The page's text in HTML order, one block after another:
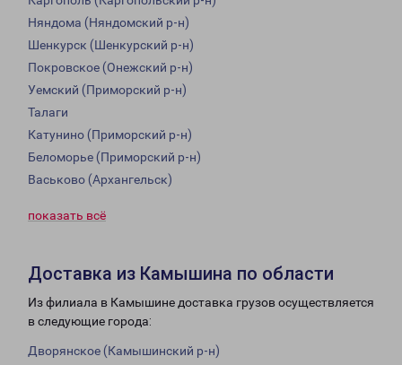
Няндома (Няндомский р-н)
Шенкурск (Шенкурский р-н)
Покровское (Онежский р-н)
Уемский (Приморский р-н)
Талаги
Катунино (Приморский р-н)
Беломорье (Приморский р-н)
Васьково (Архангельск)
показать всё
Доставка из Камышина по области
Из филиала в Камышине доставка грузов осуществляется
в следующие города:
Дворянское (Камышинский р-н)